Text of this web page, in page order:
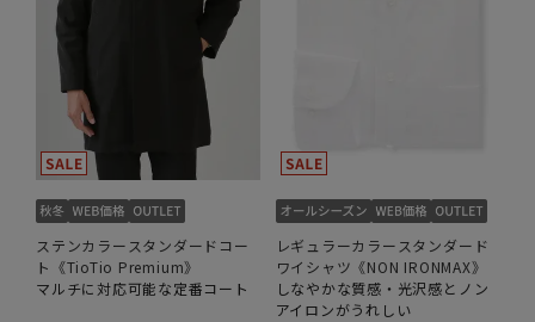
ステンカラースタンダードコー
ト《TioTio Premium》
マルチに対応可能な定番コート
レギュラーカラースタンダード
ワイシャツ《NON IRONMAX》
しなやかな質感・光沢感とノン
アイロンがうれしい